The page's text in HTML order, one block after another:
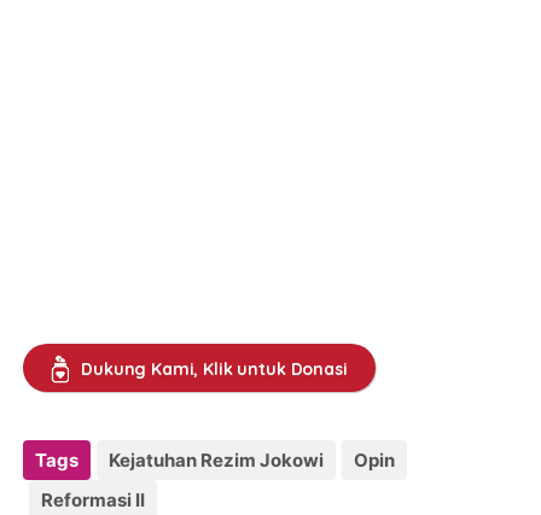
Dukung Kami, Klik untuk Donasi
Tags Kejatuhan Rezim Jokowi
Opin
Reformasi II